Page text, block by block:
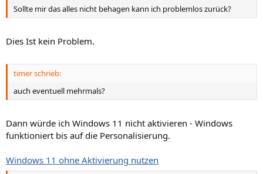
S
t
m
S
t
m
Sollte mir das alles nicht behagen kann ich problemlos zurück?
Dies Ist kein Problem.
timer schrieb:
auch eventuell mehrmals?
Dann würde ich Windows 11 nicht aktivieren - Windows
funktioniert bis auf die Personalisierung.
Windows 11 ohne Aktivierung nutzen